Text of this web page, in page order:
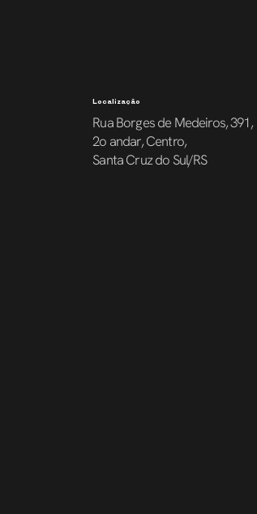
Localização
Rua Borges de Medeiros, 391,
2o andar, Centro,
Santa Cruz do Sul/RS